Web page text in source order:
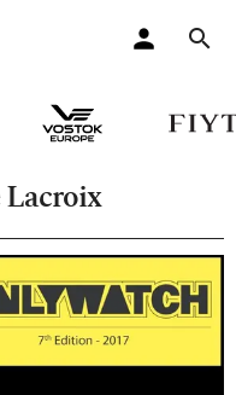
Lacroix